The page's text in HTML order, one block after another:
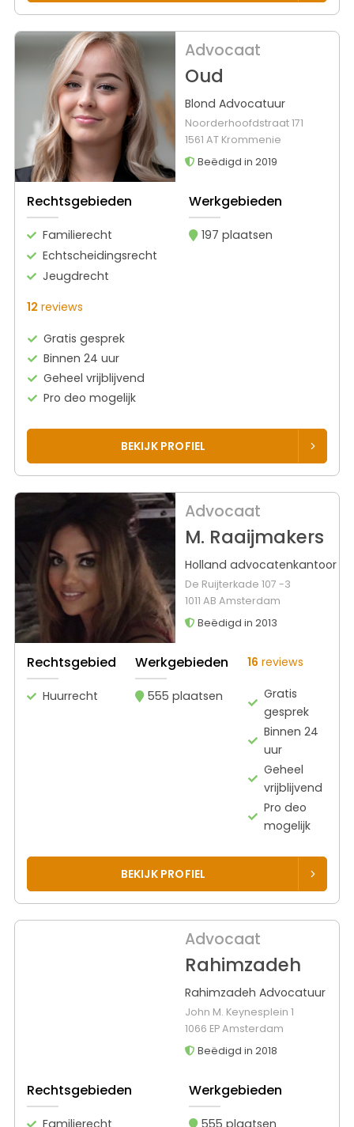
Advocaat
Oud
Blond Advocatuur
Noorderhoofdstraat 171
1561 AT Krommenie
Beëdigd in 2019
Rechtsgebieden
Familierecht
Echtscheidingsrecht
Jeugdrecht
Werkgebieden
197 plaatsen
12 reviews
Gratis gesprek
Binnen 24 uur
Geheel vrijblijvend
Pro deo mogelijk
BEKIJK PROFIEL
Advocaat
M. Raaijmakers
Holland advocatenkantoor
De Ruijterkade 107 -3
1011 AB Amsterdam
Beëdigd in 2013
Rechtsgebied
Huurrecht
Werkgebieden
555 plaatsen
16 reviews
Gratis
gesprek
Binnen 24
uur
Geheel
vrijblijvend
Pro deo
mogelijk
BEKIJK PROFIEL
Advocaat
Rahimzadeh
Rahimzadeh Advocatuur
John M. Keynesplein 1
1066 EP Amsterdam
Beëdigd in 2018
Rechtsgebieden
Familierecht
Werkgebieden
555 plaatsen